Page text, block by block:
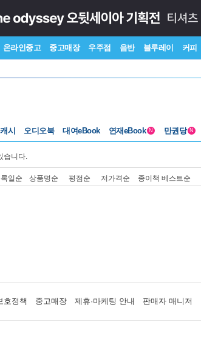
온라인중고 중고매장 우주점 음반 블루레이 커피
시 오디오북 대여eBook 연재eBook N 만권당 N
습니다.
일순 상품명순 평점순 저가격순 종이책 베스트순
호정책 중고매장 제휴·마케팅 안내 판매자 매니저